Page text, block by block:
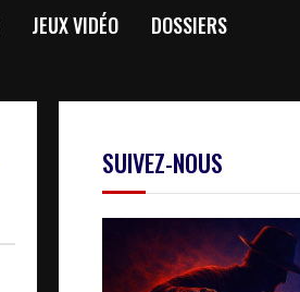
JEUX VIDÉO DOSSIERS
SUIVEZ-NOUS